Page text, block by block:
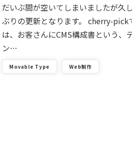
だいぶ間が空いてしまいましたが久し
ぶりの更新となります。 cherry-pick
は、お客さんにCMS構成書という、
ン…
Movable Type Web制作